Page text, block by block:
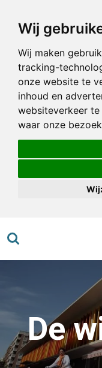
Wij
Wij maken
tracking-
onze website te
inhoud en
websiteverkeer
waar onze
direct
hoofdinhoud
De